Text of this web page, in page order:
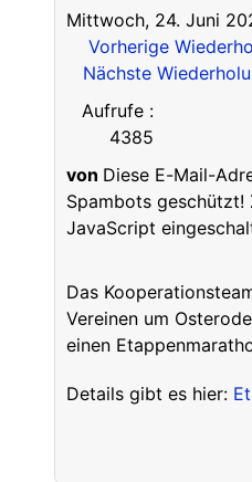
Mittwoch, 24. Juni
Vorherige
Nächste
Aufrufe:
4385
von Diese E-Mail-
Spambots geschützt!
JavaScript
Das
Vereinen um
einen
Details gibt es hier: